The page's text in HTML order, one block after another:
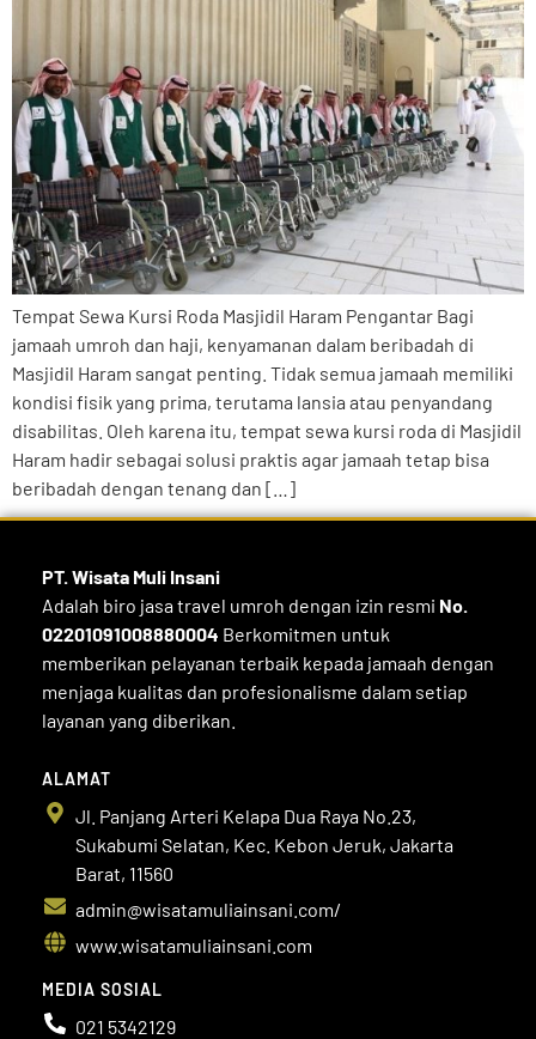
Tempat Sewa Kursi Roda Masjidil Haram Pengantar Bagi
jamaah umroh dan haji, kenyamanan dalam beribadah di
Masjidil Haram sangat penting. Tidak semua jamaah memiliki
kondisi fisik yang prima, terutama lansia atau penyandang
disabilitas. Oleh karena itu, tempat sewa kursi roda di Masjidil
Haram hadir sebagai solusi praktis agar jamaah tetap bisa
beribadah dengan tenang dan […]
PT. Wisata Muli Insani
Adalah biro jasa travel umroh dengan izin resmi No.
02201091008880004 Berkomitmen untuk
memberikan pelayanan terbaik kepada jamaah dengan
menjaga kualitas dan profesionalisme dalam setiap
layanan yang diberikan.
ALAMAT
Jl. Panjang Arteri Kelapa Dua Raya No.23,
Sukabumi Selatan, Kec. Kebon Jeruk, Jakarta
Barat, 11560
admin@wisatamuliainsani.com/
www.wisatamuliainsani.com
MEDIA SOSIAL
021 5342129